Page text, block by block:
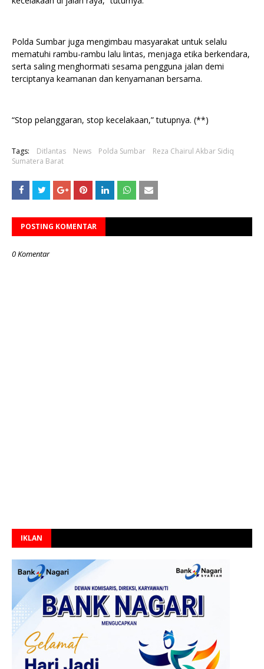
Polda Sumbar juga mengimbau masyarakat untuk selalu
mematuhi rambu-rambu lalu lintas, menjaga etika berkendara,
serta saling menghormati sesama pengguna jalan demi
terciptanya keamanan dan kenyamanan bersama.
“Stop pelanggaran, stop kecelakaan,” tutupnya. (**)
Tags: Ditlantas News Polda Sumbar
Reza Chairul Akbar Sidiq
Sumatera Barat
POSTING KOMENTAR
0 Komentar
IKLAN